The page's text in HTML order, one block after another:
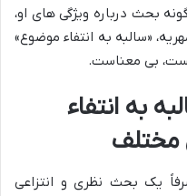
بحث درباره ویژگی های او،
«سالبه به انتفاء موضوع»
بی معناست.
به انتفاء
مختلف
یک بحث نظری و انتزاعی